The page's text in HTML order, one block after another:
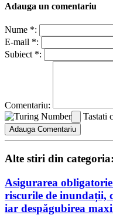
Adauga un comentariu
Nume *:
E-mail *:
Subiect *:
Comentariu:
Tastati
Alte stiri din categoria:
Asigurarea
riscurile de inundații,
iar despăgubirea